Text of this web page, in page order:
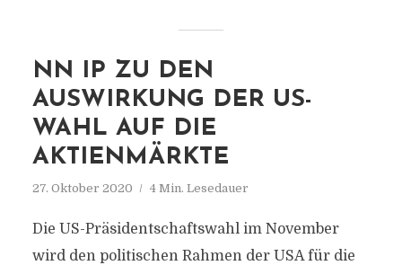
NN IP ZU DEN
AUSWIRKUNG DER US-
WAHL AUF DIE
AKTIENMÄRKTE
27. Oktober 2020 4 Min. Lesedauer
Die US-Präsidentschaftswahl im November
wird den politischen Rahmen der USA für die